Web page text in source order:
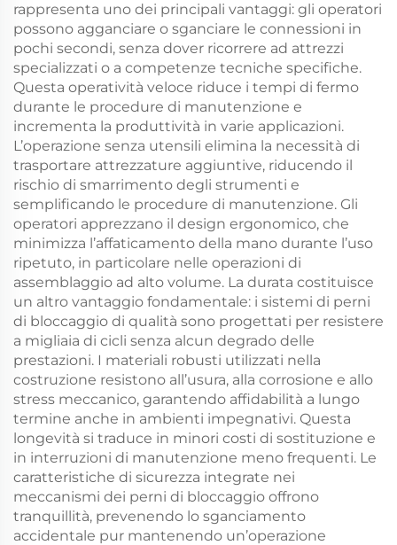
rappresenta uno dei principali vantaggi: gli operatori
possono agganciare o sganciare le connessioni in
pochi secondi, senza dover ricorrere ad attrezzi
specializzati o a competenze tecniche specifiche.
Questa operatività veloce riduce i tempi di fermo
durante le procedure di manutenzione e
incrementa la produttività in varie applicazioni.
L’operazione senza utensili elimina la necessità di
trasportare attrezzature aggiuntive, riducendo il
rischio di smarrimento degli strumenti e
semplificando le procedure di manutenzione. Gli
operatori apprezzano il design ergonomico, che
minimizza l’affaticamento della mano durante l’uso
ripetuto, in particolare nelle operazioni di
assemblaggio ad alto volume. La durata costituisce
un altro vantaggio fondamentale: i sistemi di perni
di bloccaggio di qualità sono progettati per resistere
a migliaia di cicli senza alcun degrado delle
prestazioni. I materiali robusti utilizzati nella
costruzione resistono all’usura, alla corrosione e allo
stress meccanico, garantendo affidabilità a lungo
termine anche in ambienti impegnativi. Questa
longevità si traduce in minori costi di sostituzione e
in interruzioni di manutenzione meno frequenti. Le
caratteristiche di sicurezza integrate nei
meccanismi dei perni di bloccaggio offrono
tranquillità, prevenendo lo sganciamento
accidentale pur mantenendo un’operazione